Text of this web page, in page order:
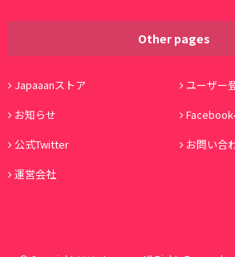
Other pages
Japaaanストア
ユーザー
お知らせ
公式Twitter
お問い合
運営会社